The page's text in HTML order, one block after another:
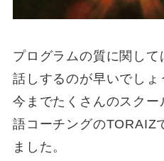
プログラムの質に関し
話しするのが早いでしょ
今までたくさんのスク
語コーチングのTORAIZ
ました。